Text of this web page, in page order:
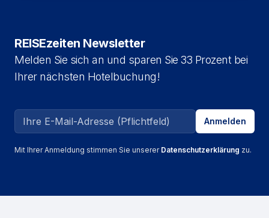
REISEzeiten Newsletter
Melden Sie sich an und sparen Sie 33 Prozent bei
Ihrer nächsten Hotelbuchung!
Email address Anmelden
Mit Ihrer Anmeldung stimmen Sie unserer Datenschutzerklärung zu.